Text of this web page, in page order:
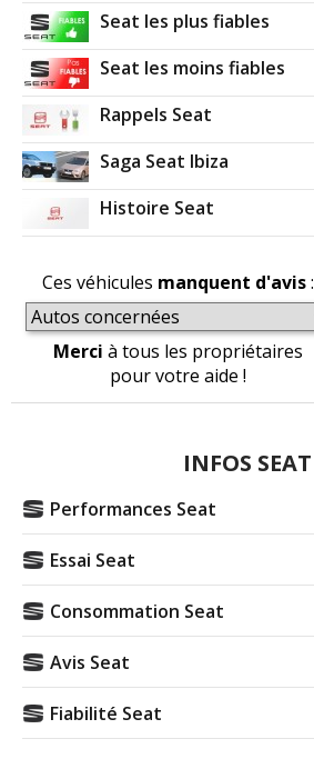
Seat les plus fiables
Seat les moins fiables
Rappels Seat
Saga Seat Ibiza
Histoire Seat
Ces véhicules manquent d'avis:
Merci à tous les propriétaires
pour votre aide !
INFOS SEAT
Performances Seat
Essai Seat
Consommation Seat
Avis Seat
Fiabilité Seat